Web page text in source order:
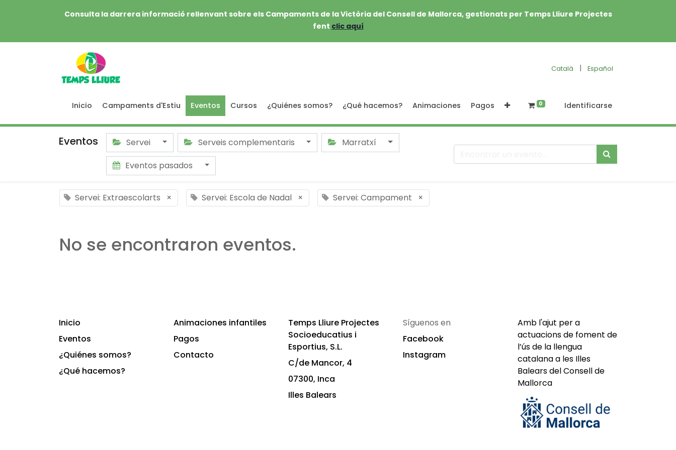
Consulta la darrera informació rellenvant sobre els Campaments de la Victòria del Consell de Mallorca, gestionats per Temps Lliure Projectes
fent clic aquí
Català | Español
Inicio Campaments d'Estiu Eventos Cursos ¿Quiénes somos? ¿Qué hacemos? Animaciones Pagos 0 Identificarse
Eventos Servei Serveis complementaris
Marratxí
Eventos pasados
Servei: Extraescolarts × Servei: Escola de Nadal × Servei: Campament ×
No se encontraron eventos.
Inicio
Eventos
¿Quiénes somos?
¿Qué hacemos?
Animaciones infantiles
Pagos
Contacto
Temps Lliure Projectes
Socioeducatius i
Esportius, S.L.
C/de Mancor, 4
07300, Inca
Illes Balears
Síguenos en
Facebook
Instagram
Amb l'ajut per a
actuacions de foment de
l’ús de la llengua
catalana a les Illes
Balears del Consell de
Mallorca